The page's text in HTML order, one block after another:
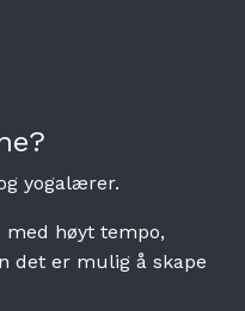
yogalærer.
med høyt tempo,
det er mulig å skape